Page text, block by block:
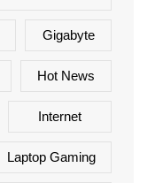
Gigabyte
Hot News
Internet
Laptop Gaming